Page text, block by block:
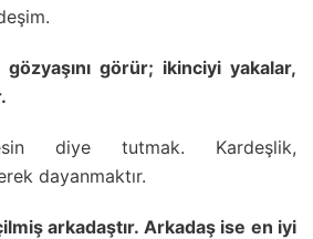
görür; ikinciyi yakalar,
diye tutmak. Kardeşlik,
dayanmaktır.
arkadaştır. Arkadaş ise en iyi